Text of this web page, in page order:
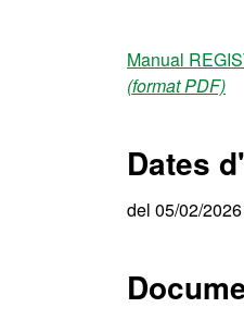
Manual
(format PDF)
Dates
del 05/02/